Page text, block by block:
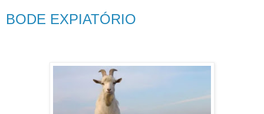
BODE EXPIATÓRIO